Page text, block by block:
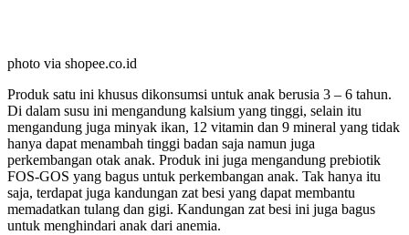
photo via shopee.co.id
Produk satu ini khusus dikonsumsi untuk anak berusia 3 – 6 tahun.
Di dalam susu ini mengandung kalsium yang tinggi, selain itu
mengandung juga minyak ikan, 12 vitamin dan 9 mineral yang tidak
hanya dapat menambah tinggi badan saja namun juga
perkembangan otak anak. Produk ini juga mengandung prebiotik
FOS-GOS yang bagus untuk perkembangan anak. Tak hanya itu
saja, terdapat juga kandungan zat besi yang dapat membantu
memadatkan tulang dan gigi. Kandungan zat besi ini juga bagus
untuk menghindari anak dari anemia.